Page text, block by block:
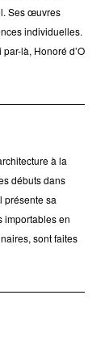
Ses œuvres
individuelles.
là, Honoré d’O
à la
débuts dans
présente sa
importables en
sont faites